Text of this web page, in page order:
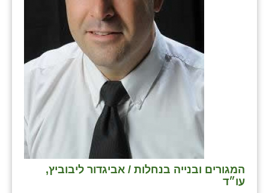
המגורים ובנייה בנחלות / אביגדור ליבוביץ,
עו״ד
נווה אטי״ב